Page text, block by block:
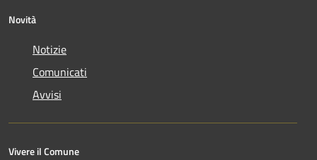
Novità
Notizie
Comunicati
Avvisi
Vivere il Comune